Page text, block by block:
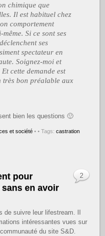
chimique que
Il est habituel chez
comportement
Si ce sont ses
ses
spectateur en
Soignez-moi et
cette demande est
très bon préalable aux
bien les questions 🙂
et société • • Tags:castration
pour
en avoir
de suivre leur lifestream. Il
intéressantes vues sur
du site S&D.
2